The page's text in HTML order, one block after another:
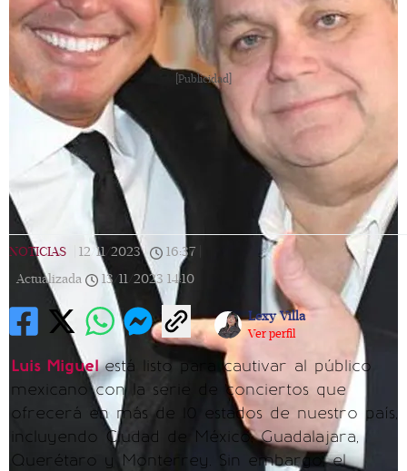
[Publicidad]
NOTICIAS 12/11/2023 | 16:37
Actualizada
13/11/2023 14:10
Lexy Villa
Ver perfil
Luis Miguelestá listo para cautivar al público
mexicano con la serie de conciertos que
ofrecerá en más de 10 estados de nuestro país,
incluyendo Ciudad de México, Guadalajara,
Querétaro y Monterrey. Sin embargo, el